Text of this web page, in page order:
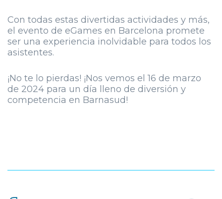
Con todas estas divertidas actividades y más,
el evento de eGames en Barcelona promete
ser una experiencia inolvidable para todos los
asistentes.
¡No te lo pierdas! ¡Nos vemos el 16 de marzo
de 2024 para un día lleno de diversión y
competencia en Barnasud!